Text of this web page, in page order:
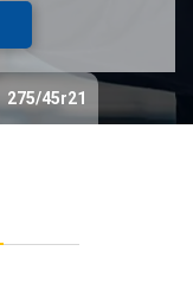
275/45r21